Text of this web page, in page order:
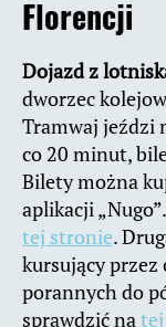
Florencji
Dojazd z
dworzec
Tramwaj jeździ
co 20 minut,
Bilety można
aplikacji
tej stronie.
kursujący przez
porannych do
sprawdzić na